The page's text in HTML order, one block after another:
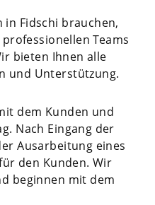
in Fidschi brauchen,
Teams
bieten Ihnen alle
und Unterstützung.
dem Kunden und
Nach Eingang der
Ausarbeitung eines
den Kunden. Wir
beginnen mit dem